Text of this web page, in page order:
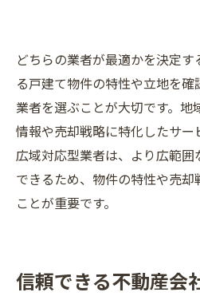
どちらの業者が最適かを決定
る戸建て物件の特性や立地を
業者を選ぶことが大切です。地
情報や売却戦略に特化したサー
広域対応型業者は、より広範
できるため、物件の特性や売却
ことが重要です。
信頼できる不動産会